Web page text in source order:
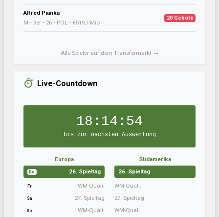
Alfred Pianka
M • 9er • 26 • POL • €519,7 Mio
20 Gebote
Alle Spieler auf dem Transfermarkt →
Live-Countdown
18:14:54
bis zur nächsten Auswertung
Europa
Do 26. Spieltag
Fr WM-Quali.
Sa 27. Spieltag
So WM-Quali.
Südamerika
26. Spieltag
WM-Quali.
27. Spieltag
WM-Quali.